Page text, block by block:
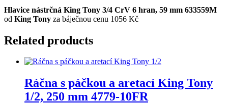
Hlavice nástrčná King Tony 3/4 CrV 6 hran, 59 mm 633559M
od King Tony za báječnou cenu 1056 Kč
Related products
Ráčna s páčkou a aretací King Tony
1/2, 250 mm 4779-10FR